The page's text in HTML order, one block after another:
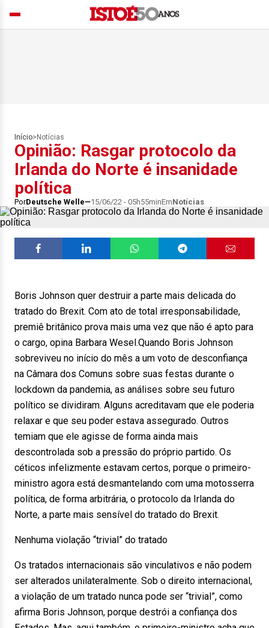
Início> Notícias
Opinião: Rasgar protocolo da
Irlanda do Norte é insanidade
política
PorDeutsche Welle 15/06/22 - 05h55minEmNotícias
Boris Johnson quer destruir a parte mais delicada do
tratado do Brexit. Com ato de total irresponsabilidade,
premiê britânico prova mais uma vez que não é apto para
o cargo, opina Barbara Wesel.Quando Boris Johnson
sobreviveu no início do mês a um voto de desconfiança
na Câmara dos Comuns sobre suas festas durante o
lockdown da pandemia, as análises sobre seu futuro
político se dividiram. Alguns acreditavam que ele poderia
relaxar e que seu poder estava assegurado. Outros
temiam que ele agisse de forma ainda mais
descontrolada sob a pressão do próprio partido. Os
céticos infelizmente estavam certos, porque o primeiro-
ministro agora está desmantelando com uma motosserra
política, de forma arbitrária, o protocolo da Irlanda do
Norte, a parte mais sensível do tratado do Brexit.
Nenhuma violação “trivial” do tratado
Os tratados internacionais são vinculativos e não podem
ser alterados unilateralmente. Sob o direito internacional,
a violação de um tratado nunca pode ser “trivial”, como
afirma Boris Johnson, porque destrói a confiança dos